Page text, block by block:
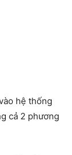
hệ thống
cả 2 phương